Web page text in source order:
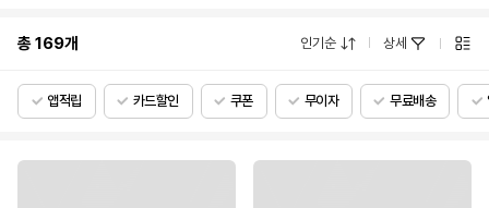
총169개 인기순 상세
앱적립 카드할인 쿠폰 무이자 무료배송